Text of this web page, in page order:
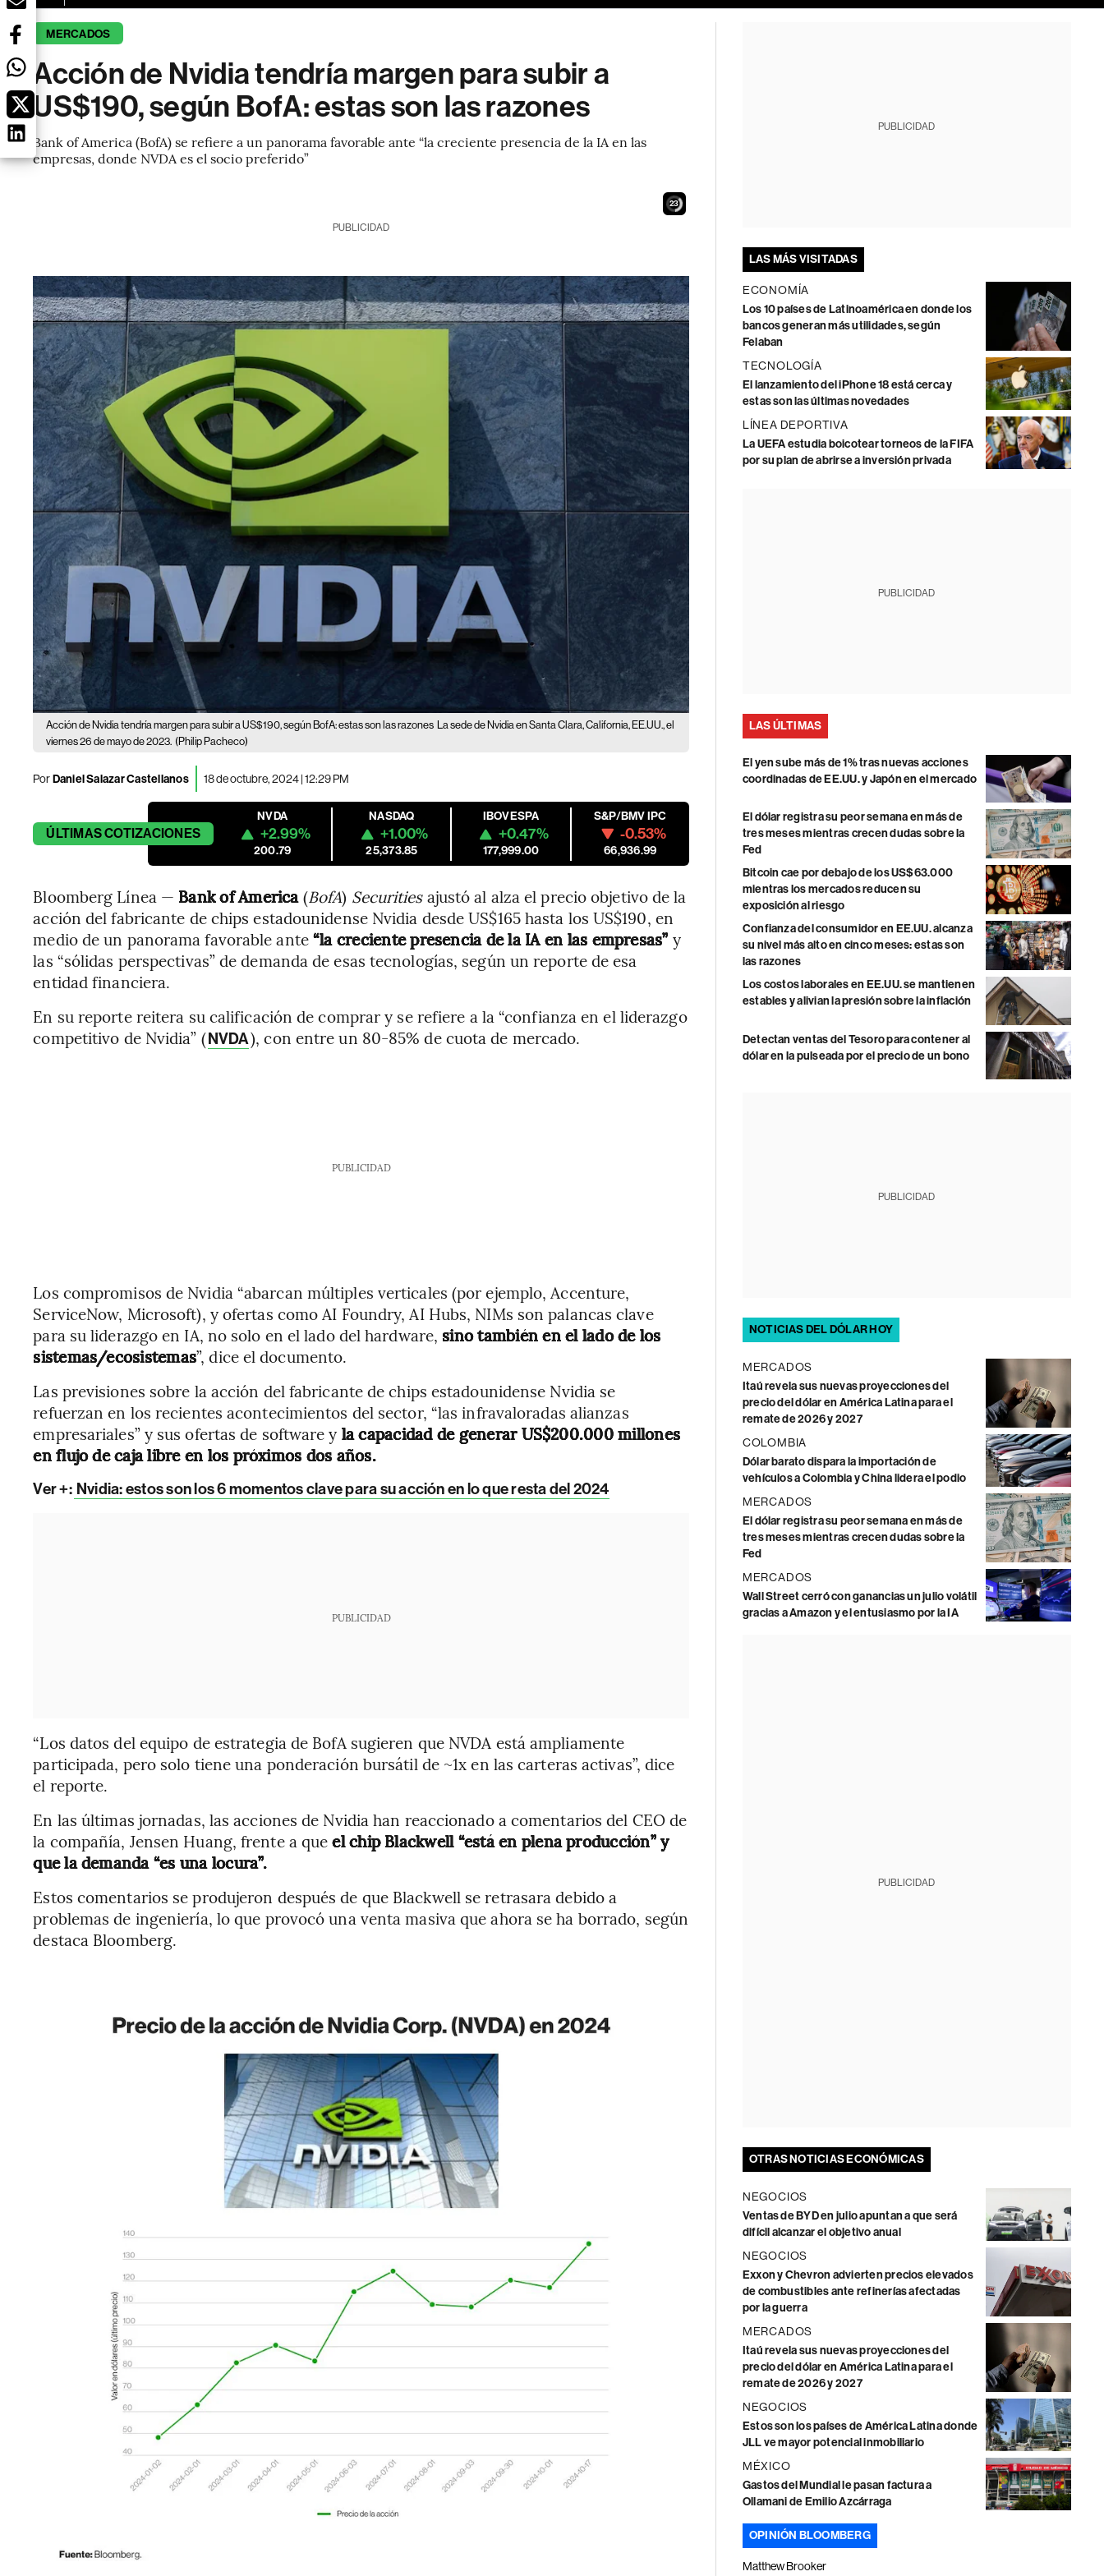
MERCADOS
Acción de Nvidia tendría margen para subir a
US$190, según BofA: estas son las razones
Bank of America (BofA) se refiere a un panorama favorable ante “la creciente presencia de la IA en las
empresas, donde NVDA es el socio preferido”
22
PUBLICIDAD
Acción de Nvidia tendría margen para subir a US$190, según BofA: estas son las razones La sede de Nvidia en Santa Clara, California, EE.UU., el
viernes 26 de mayo de 2023. (Philip Pacheco)
PorDaniel Salazar Castellanos 18 de octubre, 2024 | 12:29 PM
ÚLTIMASCOTIZACIONES
NVDA
+2.99%
200.79
NASDAQ
+1.00%
25,373.85
IBOVESPA
+0.47%
177,999.00
S&P/BMV IPC
-0.53%
66,936.99
Bloomberg Línea — Bank of America(BofA) Securitiesajustó al alza el precio objetivo de la
acción del fabricante de chips estadounidense Nvidia desde US$165 hasta los US$190, en
medio de un panorama favorable ante“la creciente presencia de la IA en las empresas” y
las “sólidas perspectivas” de demanda de esas tecnologías, según un reporte de esa
entidad financiera.
En su reporte reitera su calificación de comprar y se refiere a la “confianza en el liderazgo
competitivo de Nvidia” (NVDA), con entre un 80-85% de cuota de mercado.
PUBLICIDAD
Los compromisos de Nvidia “abarcan múltiples verticales (por ejemplo, Accenture,
ServiceNow, Microsoft), y ofertas como AI Foundry, AI Hubs, NIMs son palancas clave
para su liderazgo en IA, no solo en el lado del hardware, sino también en el lado de los
sistemas/ecosistemas”, dice el documento.
Las previsiones sobre la acción del fabricante de chips estadounidense Nvidia se
refuerzan en los recientes acontecimientos del sector, “las infravaloradas alianzas
empresariales” y sus ofertas de software y la capacidad de generar US$200.000 millones
en flujo de caja libre en los próximos dos años.
Ver +: Nvidia: estos son los 6 momentos clave para su acción en lo que resta del 2024
PUBLICIDAD
“Los datos del equipo de estrategia de BofA sugieren que NVDA está ampliamente
participada, pero solo tiene una ponderación bursátil de ~1x en las carteras activas”, dice
el reporte.
En las últimas jornadas, las acciones de Nvidia han reaccionado a comentarios del CEO de
la compañía, Jensen Huang, frente a queel chip Blackwell “está en plena producción” y
que la demanda “es una locura”.
Estos comentarios se produjeron después de que Blackwell se retrasara debido a
problemas de ingeniería, lo que provocó una venta masiva que ahora se ha borrado, según
destaca Bloomberg.
PUBLICIDAD
LAS MÁS VISITADAS
ECONOMÍA
Los 10 países de Latinoamérica en donde los
bancos generan más utilidades, según
Felaban
TECNOLOGÍA
El lanzamiento del iPhone 18 está cerca y
estas son las últimas novedades
LÍNEA DEPORTIVA
La UEFA estudia boicotear torneos de la FIFA
por su plan de abrirse a inversión privada
PUBLICIDAD
LAS ÚLTIMAS
El yen sube más de 1% tras nuevas acciones
coordinadas de EE.UU. y Japón en el mercado
El dólar registra su peor semana en más de
tres meses mientras crecen dudas sobre la
Fed
Bitcoin cae por debajo de los US$63.000
mientras los mercados reducen su
exposición al riesgo
Confianza del consumidor en EE.UU. alcanza
su nivel más alto en cinco meses: estas son
las razones
Los costos laborales en EE.UU. se mantienen
estables y alivian la presión sobre la inflación
Detectan ventas del Tesoro para contener al
dólar en la pulseada por el precio de un bono
PUBLICIDAD
NOTICIAS DEL DÓLAR HOY
MERCADOS
Itaú revela sus nuevas proyecciones del
precio del dólar en América Latina para el
remate de 2026 y 2027
COLOMBIA
Dólar barato dispara la importación de
vehículos a Colombia y China lidera el podio
MERCADOS
El dólar registra su peor semana en más de
tres meses mientras crecen dudas sobre la
Fed
MERCADOS
Wall Street cerró con ganancias un julio volátil
gracias a Amazon y el entusiasmo por la IA
PUBLICIDAD
OTRAS NOTICIAS ECONÓMICAS
NEGOCIOS
Ventas de BYD en julio apuntan a que será
difícil alcanzar el objetivo anual
NEGOCIOS
Exxon y Chevron advierten precios elevados
de combustibles ante refinerías afectadas
por la guerra
MERCADOS
Itaú revela sus nuevas proyecciones del
precio del dólar en América Latina para el
remate de 2026 y 2027
NEGOCIOS
Estos son los países de América Latina donde
JLL ve mayor potencial inmobiliario
MÉXICO
Gastos del Mundial le pasan factura a
Ollamani de Emilio Azcárraga
OPINIÓN BLOOMBERG
Matthew Brooker